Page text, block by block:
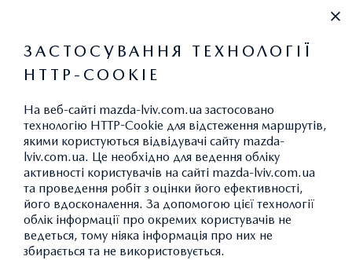
ВИКИДИ CO2
АКСЕСУАРИ MAZDA CX-30:
ЗАХИСТ ТА БЕЗПЕКА
ПОВЕРНУТИСЯ ДО КАТАЛОГУ АКСЕСУАРІВ
ЗАСТОСУВАННЯ ТЕХНОЛОГІЇ
HTTP-COOKIE
На веб-сайті mazda-lviv.com.ua застосовано
технологію HTTP-Cookie для відстеження маршрутів,
якими користуються відвідувачі сайту mazda-
lviv.com.ua. Це необхідно для ведення обліку
активності користувачів на сайті mazda-lviv.com.ua
та проведення робіт з оцінки його ефективності,
його вдосконалення. За допомогою цієї технології
облік інформації про окремих користувачів не
ведеться, тому ніяка інформація про них не
збирається та не використовується.